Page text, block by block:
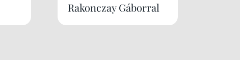
Rakonczay Gáborral